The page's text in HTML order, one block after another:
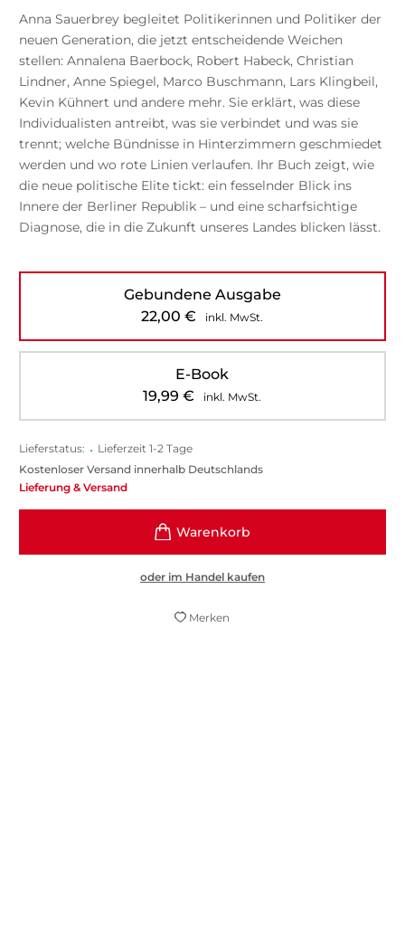
Anna Sauerbrey begleitet Politikerinnen und Politiker der
neuen Generation, die jetzt entscheidende Weichen
stellen: Annalena Baerbock, Robert Habeck, Christian
Lindner, Anne Spiegel, Marco Buschmann, Lars Klingbeil,
Kevin Kühnert und andere mehr. Sie erklärt, was diese
Individualisten antreibt, was sie verbindet und was sie
trennt; welche Bündnisse in Hinterzimmern geschmiedet
werden und wo rote Linien verlaufen. Ihr Buch zeigt, wie
die neue politische Elite tickt: ein fesselnder Blick ins
Innere der Berliner Republik – und eine scharfsichtige
Diagnose, die in die Zukunft unseres Landes blicken lässt.
Gebundene Ausgabe
22,00€ inkl. MwSt.
E-Book
19,99€ inkl. MwSt.
Lieferstatus: • Lieferzeit 1-2 Tage
Kostenloser Versand innerhalb Deutschlands
Lieferung & Versand
oder im Handel kaufen
Merken